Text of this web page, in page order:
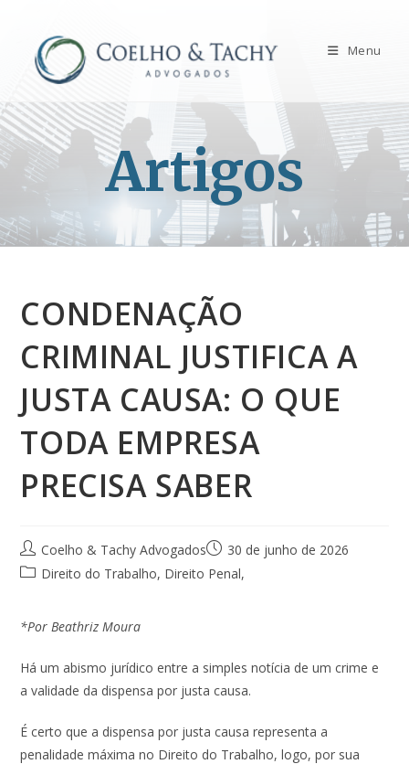
Menu
Artigos
CONDENAÇÃO
CRIMINAL JUSTIFICA A
JUSTA CAUSA: O QUE
TODA EMPRESA
PRECISA SABER
Coelho & Tachy Advogados
30 de junho de 2026
Direito do Trabalho, Direito Penal,
*Por Beathriz Moura
Há um abismo jurídico entre a simples notícia de um crime e
a validade da dispensa por justa causa.
É certo que a dispensa por justa causa representa a
penalidade máxima no Direito do Trabalho, logo, por sua